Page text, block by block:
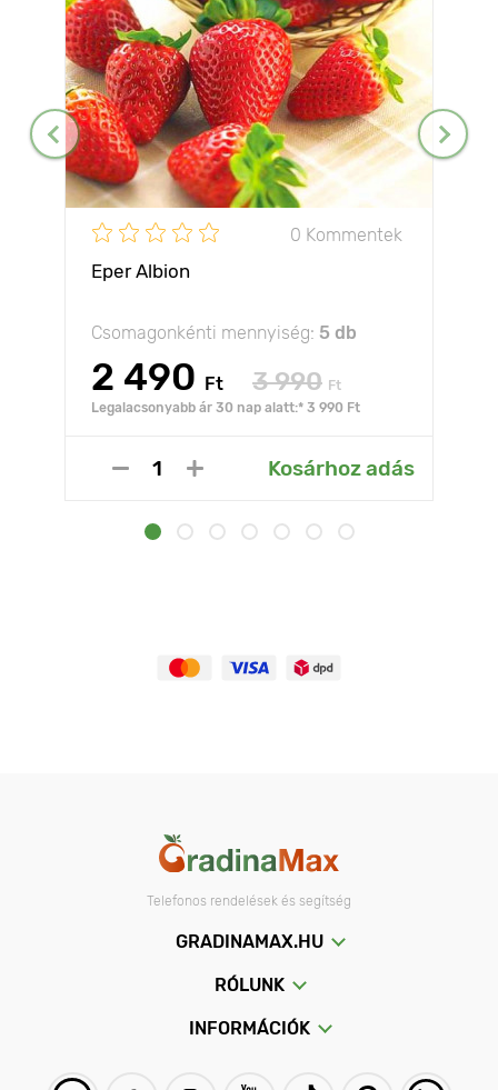
0 Kommentek
Eper Albion
Csomagonkénti mennyiség: 5 db
2 490 Ft 3 990 Ft
Legalacsonyabb ár 30 nap alatt:* 3 990 Ft
Kosárhoz adás
Telefonos rendelések és segítség
GRADINAMAX.HU
RÓLUNK
INFORMÁCIÓK